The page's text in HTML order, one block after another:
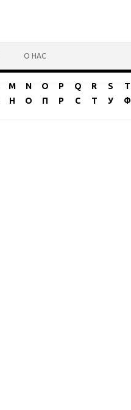
О НАС
M N O P Q R S T
Н О П Р С Т У Ф